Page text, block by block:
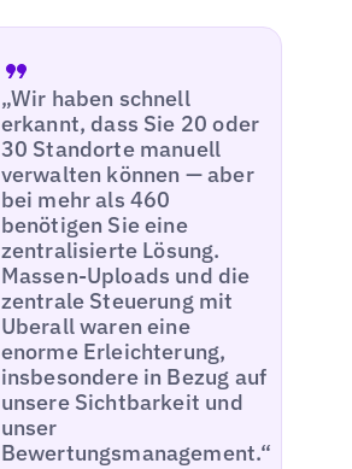
„Wir haben schnell
erkannt, dass Sie 20 oder
30 Standorte manuell
verwalten können — aber
bei mehr als 460
benötigen Sie eine
zentralisierte Lösung.
Massen-Uploads und die
zentrale Steuerung mit
Uberall waren eine
enorme Erleichterung,
insbesondere in Bezug auf
unsere Sichtbarkeit und
unser
Bewertungsmanagement.“